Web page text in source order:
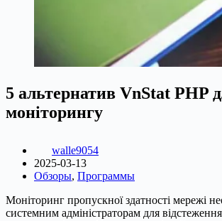
5 альтернатив VnStat PHP
моніторингу
walle9054
2025-03-13
Обзоры, Программы
Моніторинг пропускної здатності мережі
системним адміністраторам для